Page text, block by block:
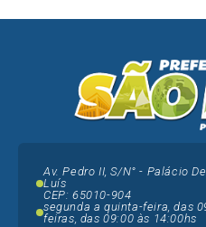
Av. Pedro II, S/N° - Palácio
Luís
CEP: 65010-904
segunda a quinta-feira, das
feiras, das 09:00 às 14:00hs